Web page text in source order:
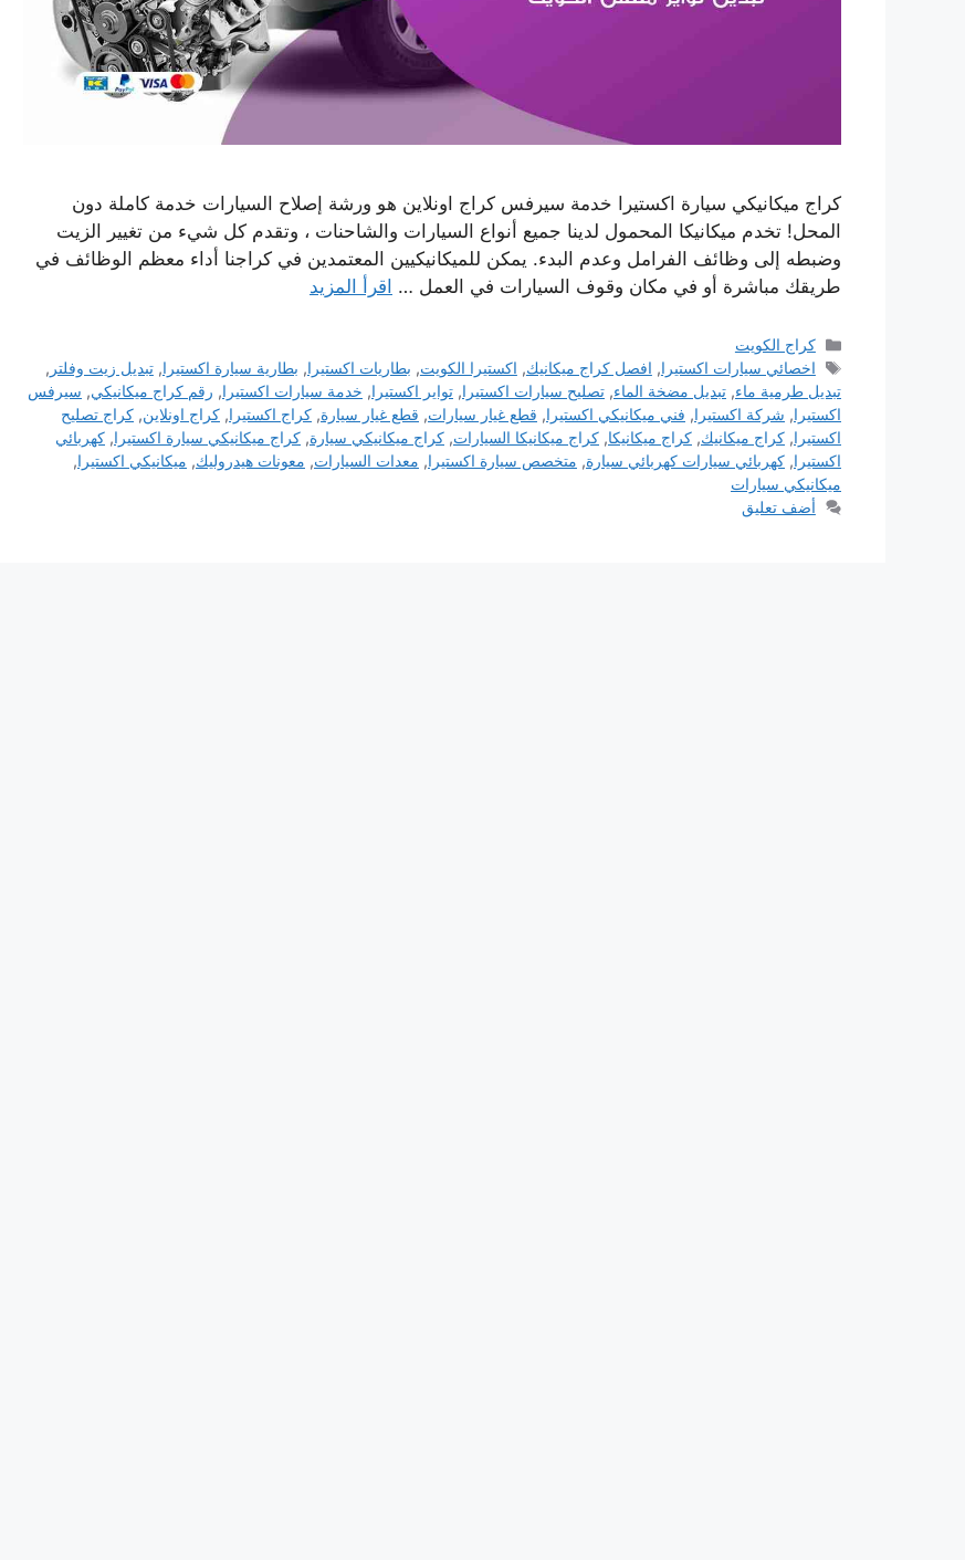
كراج ميكانيكي سيارة اكستيرا خدمة سيرفس كراج اونلاين هو ورشة إصلاح السيارات خدمة كاملة دون
المحل! تخدم ميكانيكا المحمول لدينا جميع أنواع السيارات والشاحنات ، وتقدم كل شيء من تغيير الزيت
وضبطه إلى وظائف الفرامل وعدم البدء. يمكن للميكانيكيين المعتمدين في كراجنا أداء معظم الوظائف في
طريقك مباشرة أو في مكان وقوف السيارات في العمل … اقرأ المزيد
التصنيفات
كراج الكويت
الوسوم
اخصائي سيارات اكستيرا, افصل كراج ميكانيك, اكستيرا الكويت, بطاريات اكستيرا, بطارية سيارة اكستيرا,تبديل زيت وفلتر ,
تبديل طرمية ماء, تبديل مضخة الماء, تصليح سيارات اكستيرا, تواير اكستيرا, خدمة سيارات اكستيرا, رقم كراج ميكانيكي, سيرفس
اكستيرا, شركة اكستيرا, فني ميكانيكي اكستيرا, قطع غيار سيارات, قطع غيار سيارة, كراج اكستيرا, كراج اونلاين, كراج تصليح
اكستيرا, كراج ميكانيك, كراج ميكانيكا, كراج ميكانيكا السيارات, كراج ميكانيكي سيارة, كراج ميكانيكي سيارة اكستيرا, كهربائي
اكستيرا, كهربائي سيارات كهربائي سيارة, متخصص سيارة اكستيرا, معدات السيارات, معونات هيدروليك, ميكانيكي اكستيرا,
ميكانيكي سيارات
أضف تعليق